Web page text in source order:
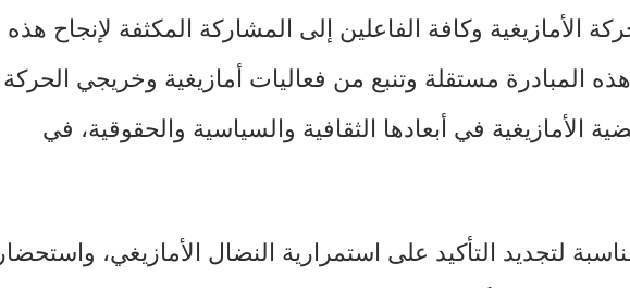
الأمازيغية وكافة الفاعلين إلى المشاركة المكثفة لإنجاح هذه
المبادرة مستقلة وتنبع من فعاليات أمازيغية وخريجي الحركة
الأمازيغية في أبعادها الثقافية والسياسية والحقوقية، في
لتجديد التأكيد على استمرارية النضال الأمازيغي، واستحضار